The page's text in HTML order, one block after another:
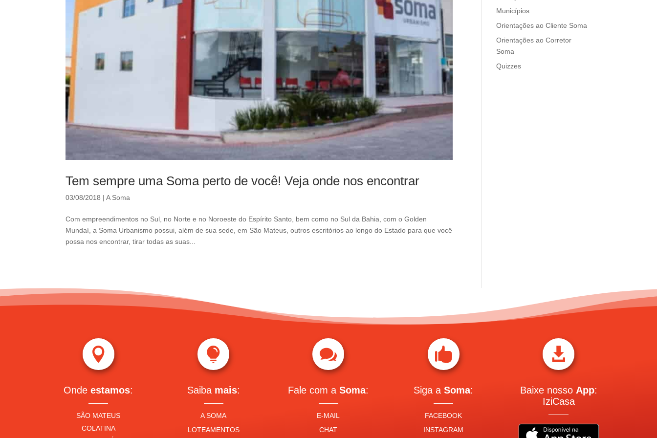
t
b
l
n
k
Tem sempre uma Soma perto de você! Veja onde nos encontrar
03/08/2018 |A Soma
Com empreendimentos no Sul, no Norte e no Noroeste do Espírito Santo, bem como no Sul da Bahia, com o Golden
Mundaí, a Soma Urbanismo possui, além de sua sede, em São Mateus, outros escritórios ao longo do Estado para que você
possa nos encontrar, tirar todas as suas...
Municípios
Orientações ao Cliente Soma
Orientações ao Corretor
Soma
Quizzes

Ondeestamos:
SÃO MATEUS
COLATINA

Saiba mais:
A SOMA
LOTEAMENTOS

Fale com aSoma:
E-MAIL
CHAT

Siga aSoma:
FACEBOOK
INSTAGRAM

Baixe nosso App:
IziCasa